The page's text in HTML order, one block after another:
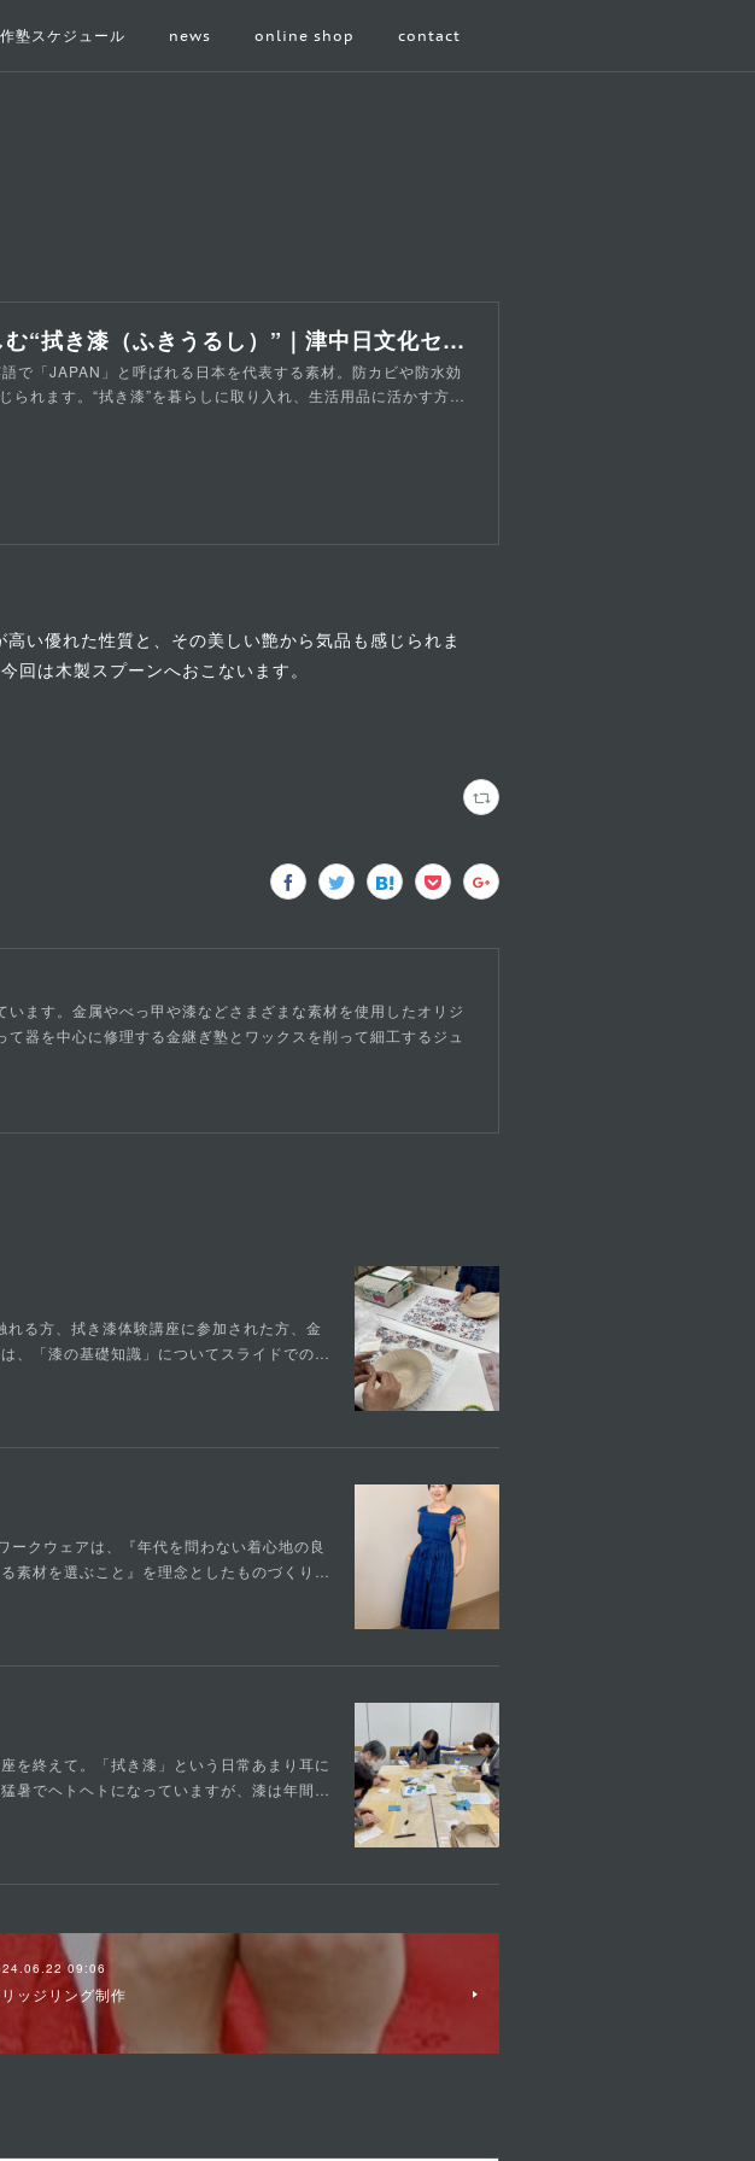
塾スケジュール news online shop contact
講座紹介：【7/27】重ねる美を楽しむ“拭き漆（ふきうるし）”｜津中日文化センター｜中日文化センターグループ
「JAPAN」と呼ばれる日本を代表する素材。防カビや防水効
れます。“拭き漆”を暮らしに取り入れ、生活用品に活かす方…
い優れた性質と、その美しい艶から気品も感じられま
回は木製スプーンへおこないます。
ます。金属やべっ甲や漆などさまざまな素材を使用したオリジ
器を中心に修理する金継ぎ塾とワックスを削って細工するジュ
る方、拭き漆体験講座に参加された方、金
、「漆の基礎知識」についてスライドでの…
クウェアは、『年代を問わない着心地の良
素材を選ぶこと』を理念としたものづくり…
を終えて。「拭き漆」という日常あまり耳に
暑でヘトヘトになっていますが、漆は年間…
09:06
ッジリング制作